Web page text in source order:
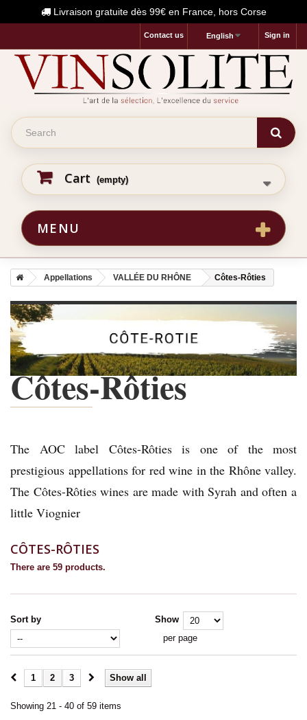
Livraison gratuite dès 99€ en France, hors Corse
Sign in
English
Contact us
Cart (empty)
MENU
Appellations VALLÉE DU RHÔNE Côtes-Rôties
Côtes-Rôties
The AOC label Côtes-Rôties is one of the most
prestigious appellations for red wine in the Rhône valley.
The Côtes-Rôties wines are made with Syrah and often a
little Viognier
CÔTES-RÔTIES
There are 59 products.
Sort by
Show
per page
Show all
1 2 3
Showing 21 - 40 of 59 items